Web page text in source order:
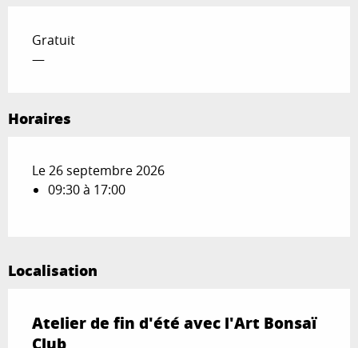
Gratuit
—
Horaires
Le 26 septembre 2026
09:30 à 17:00
Localisation
Atelier de fin d'été avec l'Art Bonsaï